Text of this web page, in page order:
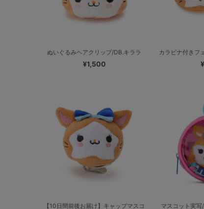
ぬいぐるみヘアクリップ/DB.キララ
¥1,500
カラビナ付きフ
【10日間前後お届け】キャップマスコ
マスコット実